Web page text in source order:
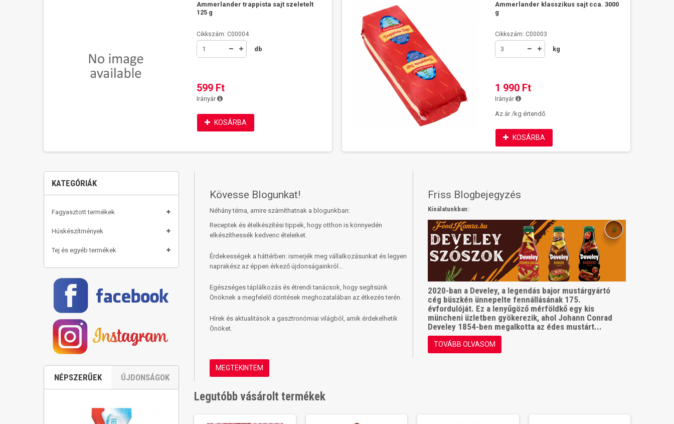
Ammerlander trappista sajt szeletelt
125 g
Cikkszám: C00004
db
599 Ft
Irányár
KOSÁRBA
Ammerlander klasszikus sajt cca. 3000
g
Cikkszám: C00003
kg
1 990 Ft
Irányár
Az ár /kg értendő.
KOSÁRBA
KATEGÓRIÁK
Fagyasztott termékek
Húskészítmények
Tej és egyéb termékek
NÉPSZERŰEK ÚJDONSÁGOK
Kövesse Blogunkat!
Néhány téma, amire számíthatnak a blogunkban:
Receptek és ételkészítési tippek, hogy otthon is könnyedén
elkészíthessék kedvenc ételeiket.
Érdekességek a háttérben: ismerjék meg vállalkozásunkat és legyen
naprakész az éppen érkező újdonságainkról...
Egészséges táplálkozás és étrendi tanácsok, hogy segítsünk
Önöknek a megfelelő döntések meghozatalában az étkezés terén.
Hírek és aktualitások a gasztronómiai világból, amik érdekelhetik
Önöket.
MEGTEKINTEM
Friss Blogbejegyzés
Kínálatunkban:
2020-ban a Develey, a legendás bajor mustárgyártó
cég büszkén ünnepelte fennállásának 175.
évfordulóját. Ez a lenyűgöző mérföldkő egy kis
müncheni üzletben gyökerezik, ahol Johann Conrad
Develey 1854-ben megalkotta az édes mustárt...
TOVÁBB OLVASOM
Legutóbb vásárolt termékek